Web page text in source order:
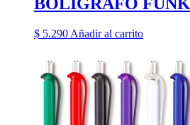
$ 5.290 Añadir al carrito